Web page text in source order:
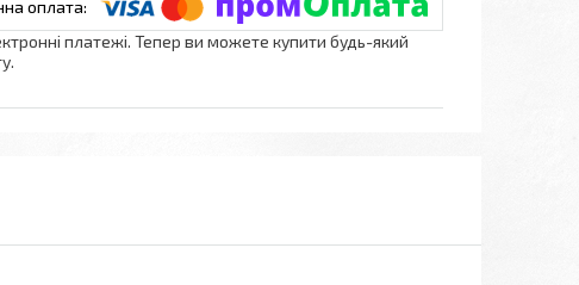
платежі. Тепер ви можете купити будь-який